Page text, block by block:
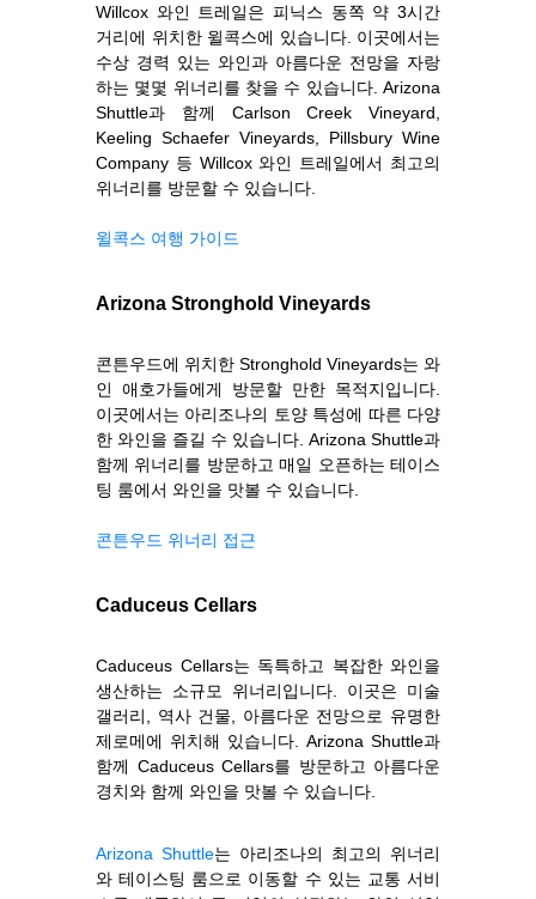
Willcox 와인 트레일은 피닉스 동쪽 약 3시간
거리에 위치한 윌콕스에 있습니다. 이곳에서는
수상 경력 있는 와인과 아름다운 전망을 자랑
하는 몇몇 위너리를 찾을 수 있습니다. Arizona
Shuttle과 함께 Carlson Creek Vineyard,
Keeling Schaefer Vineyards, Pillsbury Wine
Company 등 Willcox 와인 트레일에서 최고의
위너리를 방문할 수 있습니다.
윌콕스 여행 가이드
Arizona Stronghold Vineyards
콘튼우드에 위치한 Stronghold Vineyards는 와
인 애호가들에게 방문할 만한 목적지입니다.
이곳에서는 아리조나의 토양 특성에 따른 다양
한 와인을 즐길 수 있습니다. Arizona Shuttle과
함께 위너리를 방문하고 매일 오픈하는 테이스
팅 룸에서 와인을 맛볼 수 있습니다.
콘튼우드 위너리 접근
Caduceus Cellars
Caduceus Cellars는 독특하고 복잡한 와인을
생산하는 소규모 위너리입니다. 이곳은 미술
갤러리, 역사 건물, 아름다운 전망으로 유명한
제로메에 위치해 있습니다. Arizona Shuttle과
함께 Caduceus Cellars를 방문하고 아름다운
경치와 함께 와인을 맛볼 수 있습니다.
Arizona Shuttle는 아리조나의 최고의 위너리
와 테이스팅 룸으로 이동할 수 있는 교통 서비